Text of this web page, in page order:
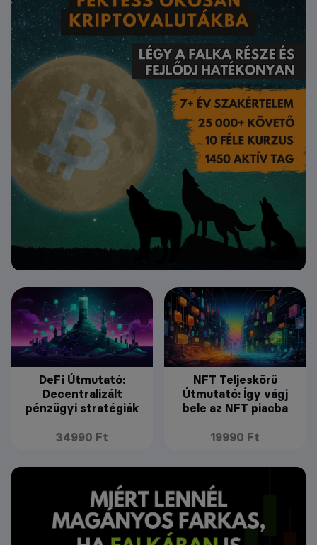
DeFi Útmutató:
Decentralizált
pénzügyi stratégiák
34990 Ft
NFT Teljeskörű
Útmutató: Így vágj
bele az NFT piacba
19990 Ft